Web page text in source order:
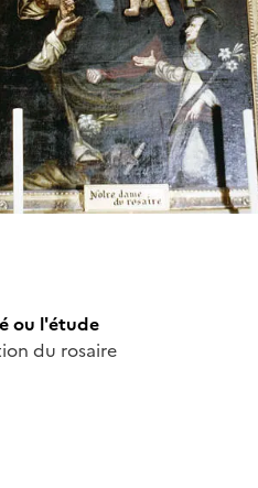
ou l'étude
du rosaire